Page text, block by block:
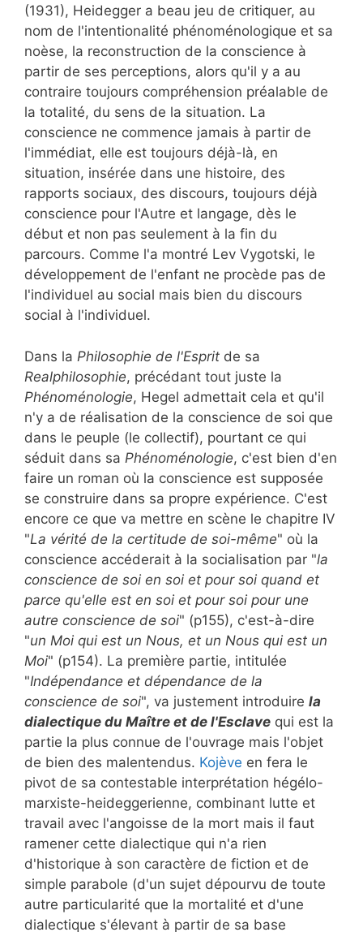
(1931), Heidegger a beau jeu de critiquer, au
nom de l'intentionalité phénoménologique et sa
noèse, la reconstruction de la conscience à
partir de ses perceptions, alors qu'il y a au
contraire toujours compréhension préalable de
la totalité, du sens de la situation. La
conscience ne commence jamais à partir de
l'immédiat, elle est toujours déjà-là, en
situation, insérée dans une histoire, des
rapports sociaux, des discours, toujours déjà
conscience pour l'Autre et langage, dès le
début et non pas seulement à la fin du
parcours. Comme l'a montré Lev Vygotski, le
développement de l'enfant ne procède pas de
l'individuel au social mais bien du discours
social à l'individuel.
Dans la Philosophie de l'Esprit de sa
Realphilosophie, précédant tout juste la
Phénoménologie, Hegel admettait cela et qu'il
n'y a de réalisation de la conscience de soi que
dans le peuple (le collectif), pourtant ce qui
séduit dans sa Phénoménologie, c'est bien d'en
faire un roman où la conscience est supposée
se construire dans sa propre expérience. C'est
encore ce que va mettre en scène le chapitre IV
"La vérité de la certitude de soi-même" où la
conscience accéderait à la socialisation par "la
conscience de soi en soi et pour soi quand et
parce qu'elle est en soi et pour soi pour une
autre conscience de soi" (p155), c'est-à-dire
"un Moi qui est un Nous, et un Nous qui est un
Moi" (p154). La première partie, intitulée
"Indépendance et dépendance de la
conscience de soi", va justement introduire la
dialectique du Maître et de l'Esclave qui est la
partie la plus connue de l'ouvrage mais l'objet
de bien des malentendus. Kojève en fera le
pivot de sa contestable interprétation hégélo-
marxiste-heideggerienne, combinant lutte et
travail avec l'angoisse de la mort mais il faut
ramener cette dialectique qui n'a rien
d'historique à son caractère de fiction et de
simple parabole (d'un sujet dépourvu de toute
autre particularité que la mortalité et d'une
dialectique s'élevant à partir de sa base